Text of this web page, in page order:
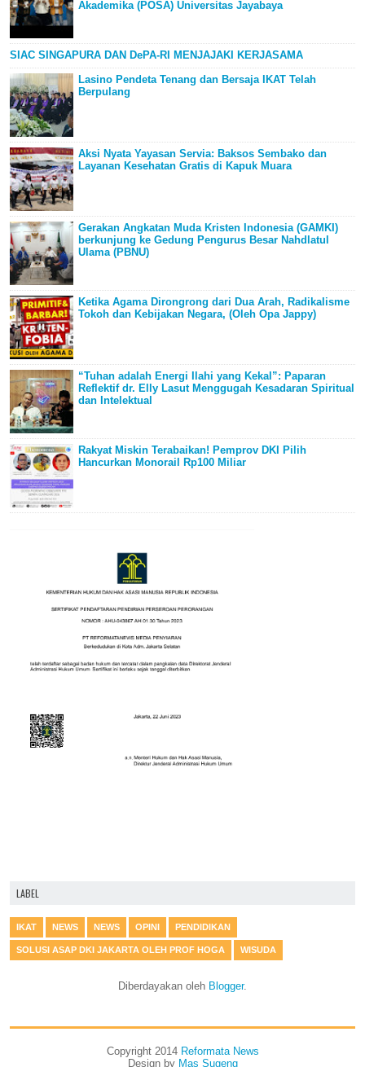
Akademika (POSA) Universitas Jayabaya
SIAC SINGAPURA DAN DePA-RI MENJAJAKI KERJASAMA
Lasino Pendeta Tenang dan Bersaja IKAT Telah
Berpulang
Aksi Nyata Yayasan Servia: Baksos Sembako dan
Layanan Kesehatan Gratis di Kapuk Muara
Gerakan Angkatan Muda Kristen Indonesia (GAMKI)
berkunjung ke Gedung Pengurus Besar Nahdlatul
Ulama (PBNU)
Ketika Agama Dirongrong dari Dua Arah, Radikalisme
Tokoh dan Kebijakan Negara, (Oleh Opa Jappy)
“Tuhan adalah Energi Ilahi yang Kekal”: Paparan
Reflektif dr. Elly Lasut Menggugah Kesadaran Spiritual
dan Intelektual
Rakyat Miskin Terabaikan! Pemprov DKI Pilih
Hancurkan Monorail Rp100 Miliar
LABEL
IKAT NEWS NEWS OPINI PENDIDIKAN
SOLUSI ASAP DKI JAKARTA OLEH PROF HOGA WISUDA
Diberdayakan oleh Blogger.
Copyright 2014 Reformata News
Design by Mas Sugeng